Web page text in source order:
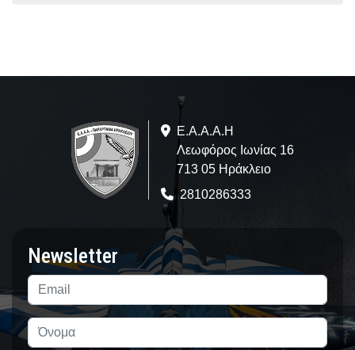
Ε.A.Α.Α.Η
Λεωφόρος Ιωνίας 16
713 05 Ηράκλειο
2810286333
Newsletter